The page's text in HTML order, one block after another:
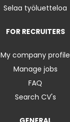
Selaa työluetteloa
FOR RECRUITERS
My company profile
Manage jobs
FAQ
Search CV's